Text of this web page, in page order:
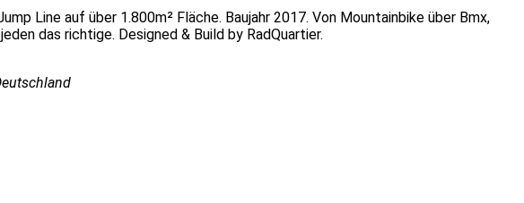
Line auf über 1.800m² Fläche. Baujahr 2017. Von Mountainbike über Bmx,
das richtige. Designed & Build by RadQuartier.